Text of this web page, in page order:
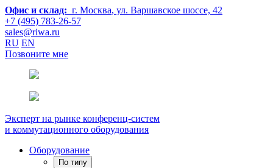
Офис и склад: г. Москва, ул. Варшавское шоссе, 42
+7 (495) 783-26-57
sales@riwa.ru
RU EN
Позвоните мне
Эксперт на рынке конференц-систем
и коммутационного оборудования
Оборудование
По типу